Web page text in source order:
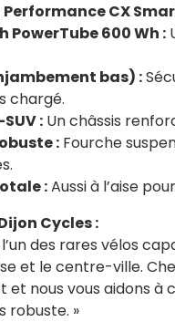
CX
PowerTube 600 Wh :
bas) :
chargé.
: Un châssis
: Fourche
:Aussi à l’aise
Cycles :
l’un des rares vélos
et le centre-ville.
nous vous aidons à
robuste. »